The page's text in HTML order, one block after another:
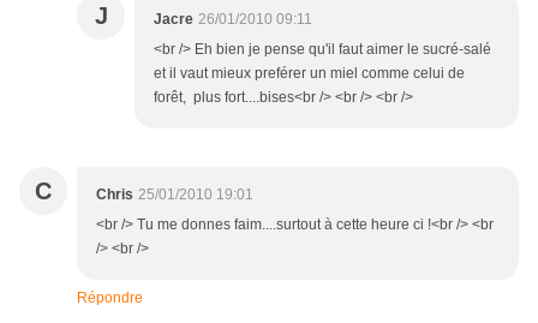
J Jacre 26/01/2010 09:11
<br /> Eh bien je pense qu'il faut aimer le sucré-salé
et il vaut mieux preférer un miel comme celui de
forêt, plus fort....bises<br /> <br /> <br />
C Chris 25/01/2010 19:01
<br /> Tu me donnes faim....surtout à cette heure ci !<br /> <br
/> <br />
Répondre